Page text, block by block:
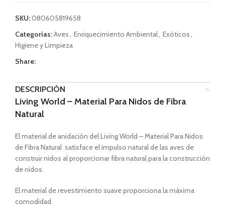
SKU:080605819658
Categorías:Aves, Enriquecimiento Ambiental, Exóticos,
Higiene y Limpieza
Share:
DESCRIPCIÓN
Living World – Material Para Nidos de Fibra
Natural
El material de anidación del Living World – Material Para Nidos
de Fibra Natural satisface el impulso natural de las aves de
construir nidos al proporcionar fibra natural para la construcción
de nidos.
El material de revestimiento suave proporciona la máxima
comodidad.